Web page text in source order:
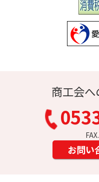
商工会
お問い